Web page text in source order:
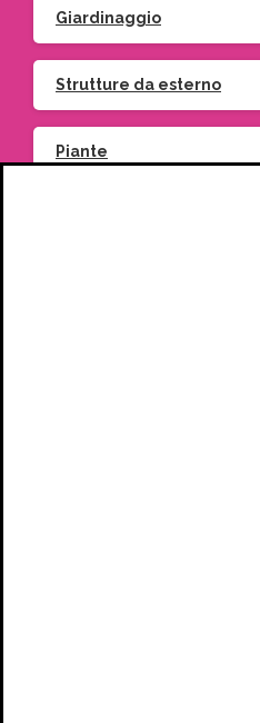
Giardinaggio
Strutture da esterno
Piante